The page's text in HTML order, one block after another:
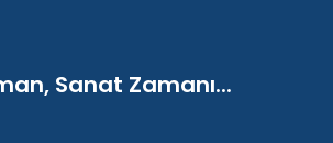
Sanat Zamanı...